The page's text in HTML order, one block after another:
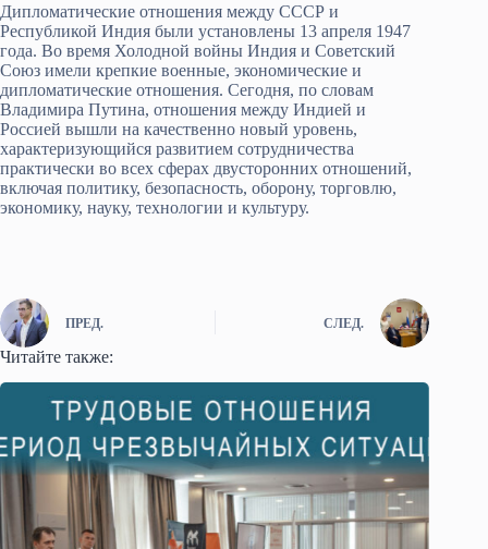
Дипломатические отношения между СССР и
Республикой Индия были установлены 13 апреля 1947
года. Во время Холодной войны Индия и Советский
Союз имели крепкие военные, экономические и
дипломатические отношения. Сегодня, по словам
Владимира Путина, отношения между Индией и
Россией вышли на качественно новый уровень,
характеризующийся развитием сотрудничества
практически во всех сферах двусторонних отношений,
включая политику, безопасность, оборону, торговлю,
экономику, науку, технологии и культуру.
ПРЕД. СЛЕД.
Читайте также: